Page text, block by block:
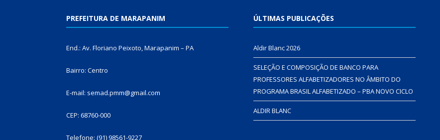
PREFEITURA DE MARAPANIM
End.: Av. Floriano Peixoto, Marapanim – PA
Bairro: Centro
E-mail: semad.pmm@gmail.com
CEP: 68760-000
Telefone: (91) 98561-9227
ÚLTIMAS PUBLICAÇÕES
Aldir Blanc 2026
SELEÇÃO E COMPOSIÇÃO DE BANCO PARA
PROFESSORES ALFABETIZADORES NO ÂMBITO DO
PROGRAMA BRASIL ALFABETIZADO – PBA NOVO CICLO
ALDIR BLANC